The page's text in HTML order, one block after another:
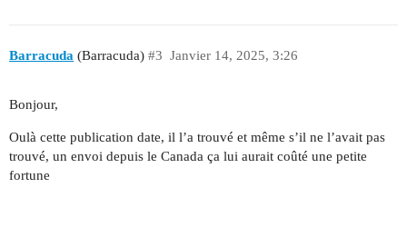
Barracuda (Barracuda) Janvier 14, 2025, 3:26
#3
Bonjour,
Oulà cette publication date, il l’a trouvé et même s’il ne l’avait pas
trouvé, un envoi depuis le Canada ça lui aurait coûté une petite
fortune